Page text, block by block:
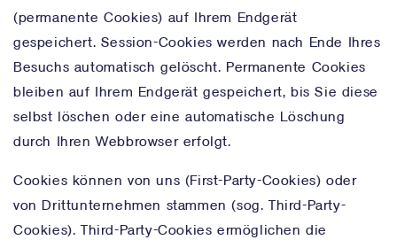
(permanente Cookies) auf Ihrem Endgerät
gespeichert. Session-Cookies werden nach Ende Ihres
Besuchs automatisch gelöscht. Permanente Cookies
bleiben auf Ihrem Endgerät gespeichert, bis Sie diese
selbst löschen oder eine automatische Löschung
durch Ihren Webbrowser erfolgt.
Cookies können von uns (First-Party-Cookies) oder
von Drittunternehmen stammen (sog. Third-Party-
Cookies). Third-Party-Cookies ermöglichen die